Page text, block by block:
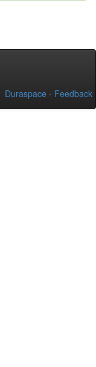
Duraspace - Feedback